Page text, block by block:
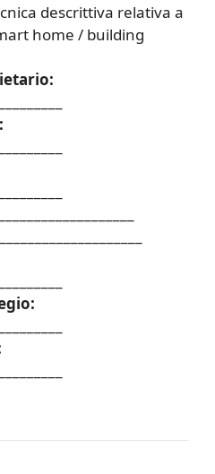
descrittiva relativa a
home / building